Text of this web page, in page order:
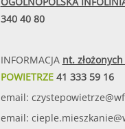
340 40 80
INFORMACJA nt.
POWIETRZE41 333 59 16
email:
email: